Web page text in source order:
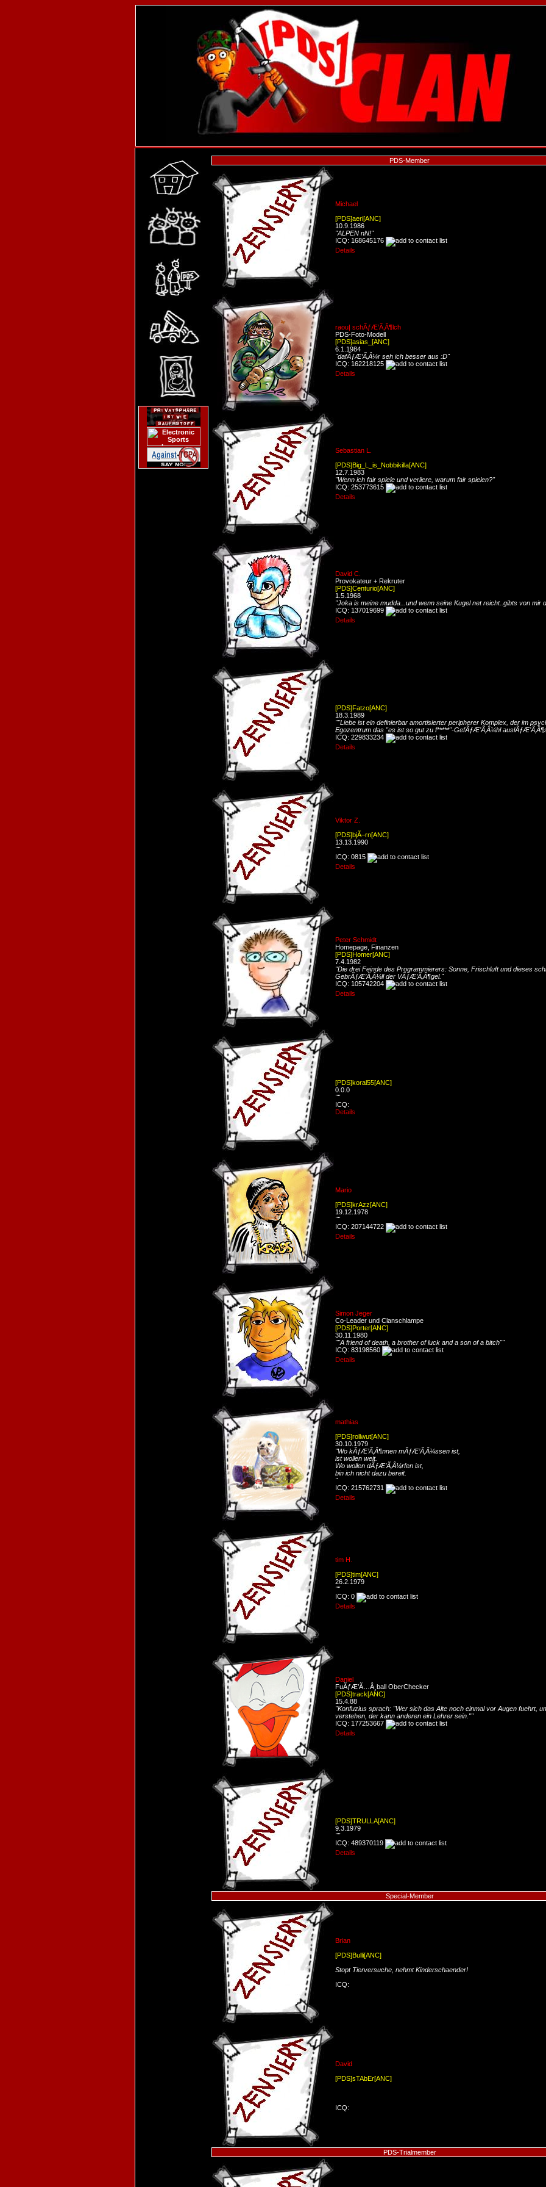
PDS-Member
Michael
[PDS]aeri[ANC]
10.9.1986
"ALPEN nN!"
ICQ: 168645176
Details
raou| schÃƒÆ’Ã‚Â¶lch
PDS-Foto-Modell
[PDS]asias_[ANC]
6.1.1984
"dafÃƒÆ’Ã‚Â¼r seh ich besser aus :D"
ICQ: 162218125
Details
Sebastian L.
[PDS]Big_L_is_Nobbikilla[ANC]
12.7.1983
"Wenn ich fair spiele und verliere, warum fair spielen?"
ICQ: 253773615
Details
David C.
Provokateur + Rekruter
[PDS]Centurio[ANC]
1.5.1968
"Joka is meine mudda...und wenn seine Kugel net reicht..gibts von mir
ICQ: 137019699
Details
[PDS]Fatzo[ANC]
18.3.1989
""Liebe ist ein definierbar amortisierter peripherer Komplex, der im
Egozentrum das "es ist so gut zu f*****"-GefÃƒÆ’Ã‚Â¼hl
ICQ: 229833234
Details
Viktor Z.
[PDS]bjÃ–rn[ANC]
13.13.1990
""
ICQ: 0815
Details
Peter Schmidt
Homepage, Finanzen
[PDS]Homer[ANC]
7.4.1982
"Die drei Feinde des Programmierers: Sonne, Frischluft und dieses
GebrÃƒÆ’Ã‚Â¼ll der VÃƒÆ’Ã‚Â¶gel."
ICQ: 105742204
Details
[PDS]koral55[ANC]
0.0.0
""
ICQ:
Details
Mario
[PDS]krAzz[ANC]
19.12.1978
""
ICQ: 207144722
Details
Simon Jeger
Co-Leader und Clanschlampe
[PDS]Porter[ANC]
30.11.1980
""A friend of death, a brother of luck and a son of a bitch""
ICQ: 83198560
Details
mathias
[PDS]rollwut[ANC]
30.10.1979
"Wo kÃƒÆ’Ã‚Â¶nnen mÃƒÆ’Ã‚Â¼ssen ist,
ist wollen weit.
Wo wollen dÃƒÆ’Ã‚Â¼rfen ist,
bin ich nicht dazu bereit.
"
ICQ: 215762731
Details
tim H.
[PDS]tim[ANC]
26.2.1979
""
ICQ: 0
Details
Daniel
FuÃƒÆ’Ã…Â¸ball OberChecker
[PDS]track[ANC]
15.4.88
"Konfuzius sprach: "Wer sich das Alte noch einmal vor Augen fuehrt,
verstehen, der kann anderen ein Lehrer sein.""
ICQ: 177253667
Details
[PDS]TRULLA[ANC]
9.3.1979
""
ICQ: 489370119
Details
Special-Member
Brian
[PDS]Bulli[ANC]
Stopt Tierversuche, nehmt Kinderschaender!
ICQ:
David
[PDS]sTAbEr[ANC]
ICQ:
PDS-Trialmember